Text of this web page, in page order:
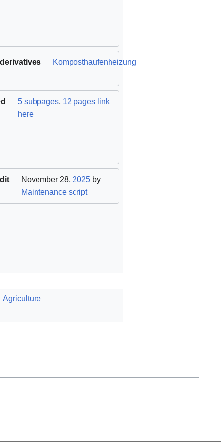
Komposthaufenheizung
5 subpages, 12 pages link
here
November 28, 2025by
Maintenance script
Agriculture